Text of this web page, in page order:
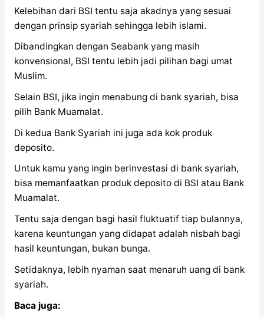
Kelebihan dari BSI tentu saja akadnya yang sesuai
dengan prinsip syariah sehingga lebih islami.
Dibandingkan dengan Seabank yang masih
konvensional, BSI tentu lebih jadi pilihan bagi umat
Muslim.
Selain BSI, jika ingin menabung di bank syariah, bisa
pilih Bank Muamalat.
Di kedua Bank Syariah ini juga ada kok produk
deposito.
Untuk kamu yang ingin berinvestasi di bank syariah,
bisa memanfaatkan produk deposito di BSI atau Bank
Muamalat.
Tentu saja dengan bagi hasil fluktuatif tiap bulannya,
karena keuntungan yang didapat adalah nisbah bagi
hasil keuntungan, bukan bunga.
Setidaknya, lebih nyaman saat menaruh uang di bank
syariah.
Baca juga: